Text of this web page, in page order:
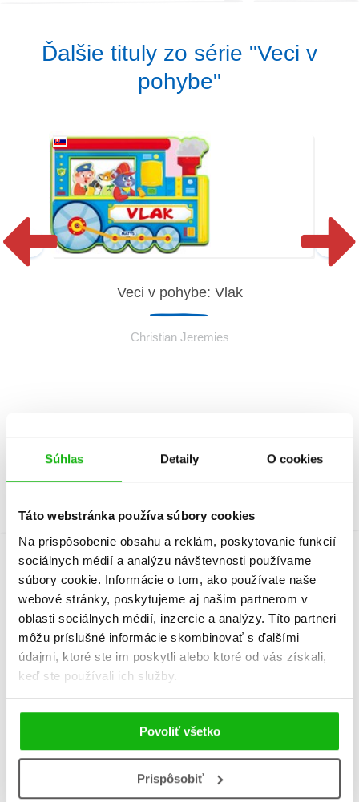
Súhlas Detaily O cookies
Táto webstránka používa súbory cookies
Na prispôsobenie obsahu a reklám, poskytovanie funkcií
sociálnych médií a analýzu návštevnosti používame
súbory cookie. Informácie o tom, ako používate naše
webové stránky, poskytujeme aj našim partnerom v
oblasti sociálnych médií, inzercie a analýzy. Títo partneri
môžu príslušné informácie skombinovať s ďalšími
údajmi, ktoré ste im poskytli alebo ktoré od vás získali,
keď ste používali ich služby.
Povoliť všetko
Prispôsobiť
Ďalšie tituly zo série "Veci v
pohybe"
Veci v pohybe: Vlak
Christian Jeremies
Informácie
Žáner leporelo
Počet strán
K stiahnutiu Ukážka.pdf
7.11.2025